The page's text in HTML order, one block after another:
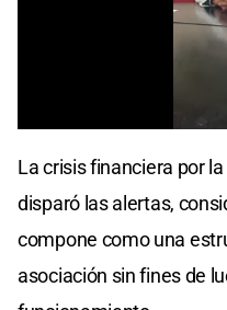
of
seconds
La crisis financiera por
disparó las alertas,
compone como una
asociación sin fines de